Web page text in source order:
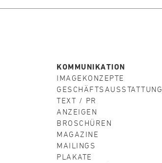
KOMMUNIKATION
IMAGEKONZEPTE
GESCHÄFTSAUSSTATTUNG
TEXT / PR
ANZEIGEN
BROSCHÜREN
MAGAZINE
MAILINGS
PLAKATE